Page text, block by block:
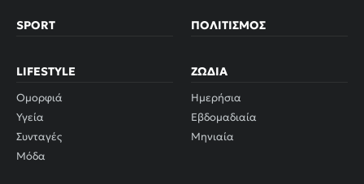
SPORT ΠΟΛΙΤΙΣΜΌΣ
LIFESTYLE
Ομορφιά
Υγεία
Συνταγές
Μόδα
ΖΏΔΙΑ
Ημερήσια
Εβδομαδιαία
Μηνιαία